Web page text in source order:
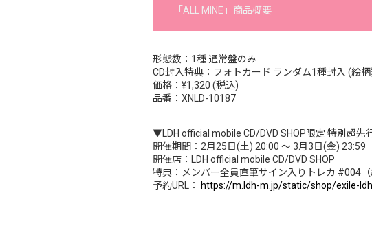
「ALL MINE」商品概要
形態数：1種 通常盤のみ
CD封入特典：フォトカード ランダム1種封入 (絵柄
価格：¥1,320 (税込)
品番：XNLD-10187
▼LDH official mobile CD/DVD SHOP限定 特別超先
開催期間：2月25日(土) 20:00 ～ 3月3日(金) 23:59
開催店：LDH official mobile CD/DVD SHOP
特典：メンバー全員直筆サイン入りトレカ #004（
予約URL： https://m.ldh-m.jp/static/shop/exile-